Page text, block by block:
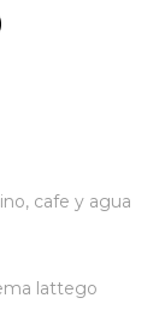
cafe y agua
lattego